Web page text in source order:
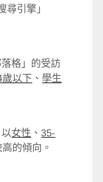
尋引擎」
落格」的受訪
歲以下 、 學生
女性 、 35-
的傾向。